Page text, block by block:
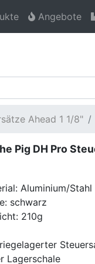
Angebote
Ahead 1 1/8"
Pig DH Pro
Aluminium/Stahl
schwarz
210g
Lagerschale